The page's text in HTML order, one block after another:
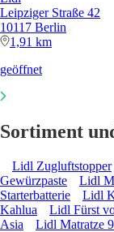
Leipziger Straße 42
10117 Berlin
1,91 km
geöffnet
Sortiment
Lidl Zugluftstopper
Gewürzpaste
Lidl
Starterbatterie
Lidl
Kahlua
Lidl Fürst
Asia
Lidl Matratze